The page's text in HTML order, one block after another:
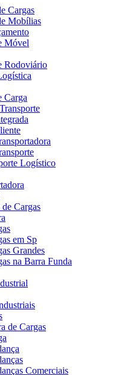
Cargas
Mobílias
Móvel
Rodoviário
Carga
Logístico
Cargas
em Sp
Grandes
na Barra Funda
de Cargas
Comerciais